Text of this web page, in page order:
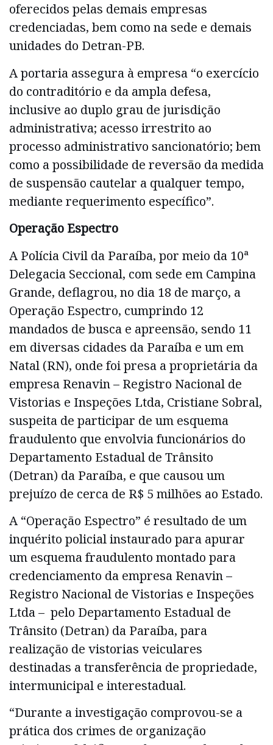
oferecidos pelas demais empresas
credenciadas, bem como na sede e demais
unidades do Detran-PB.
A portaria assegura à empresa “o exercício
do contraditório e da ampla defesa,
inclusive ao duplo grau de jurisdição
administrativa; acesso irrestrito ao
processo administrativo sancionatório; bem
como a possibilidade de reversão da medida
de suspensão cautelar a qualquer tempo,
mediante requerimento específico”.
Operação Espectro
A Polícia Civil da Paraíba, por meio da 10ª
Delegacia Seccional, com sede em Campina
Grande, deflagrou, no dia 18 de março, a
Operação Espectro, cumprindo 12
mandados de busca e apreensão, sendo 11
em diversas cidades da Paraíba e um em
Natal (RN), onde foi presa a proprietária da
empresa Renavin – Registro Nacional de
Vistorias e Inspeções Ltda, Cristiane Sobral,
suspeita de participar de um esquema
fraudulento que envolvia funcionários do
Departamento Estadual de Trânsito
(Detran) da Paraíba, e que causou um
prejuízo de cerca de R$ 5 milhões ao Estado.
A “Operação Espectro” é resultado de um
inquérito policial instaurado para apurar
um esquema fraudulento montado para
credenciamento da empresa Renavin –
Registro Nacional de Vistorias e Inspeções
Ltda – pelo Departamento Estadual de
Trânsito (Detran) da Paraíba, para
realização de vistorias veiculares
destinadas a transferência de propriedade,
intermunicipal e interestadual.
“Durante a investigação comprovou-se a
prática dos crimes de organização